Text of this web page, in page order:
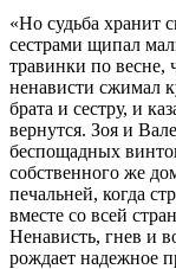
«Но судьба хранит
сестрами щипал
травинки по весне,
ненависти сжимал
брата и сестру, и
вернутся. Зоя и
беспощадных
собственного же
печальней, когда
вместе со всей
Ненависть, гнев и
рождает надежное